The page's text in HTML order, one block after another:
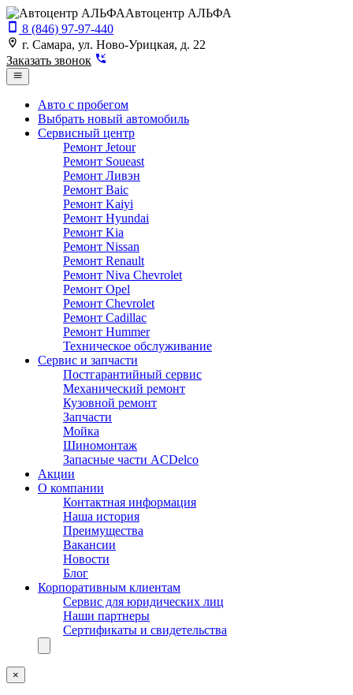
Автоцентр АЛЬФА
8 (846) 97-97-440
г. Самара, ул. Ново-Урицкая, д. 22
Заказать звонок
Авто с пробегом
Выбрать новый автомобиль
Сервисный центр
Ремонт Jetour
Ремонт Soueast
Ремонт Ливэн
Ремонт Baic
Ремонт Kaiyi
Ремонт Hyundai
Ремонт Kia
Ремонт Nissan
Ремонт Renault
Ремонт Niva Chevrolet
Ремонт Opel
Ремонт Chevrolet
Ремонт Cadillac
Ремонт Hummer
Техническое обслуживание
Сервис и запчасти
Постгарантийный сервис
Механический ремонт
Кузовной ремонт
Запчасти
Мойка
Шиномонтаж
Запасные части ACDelco
Акции
О компании
Контактная информация
Наша история
Преимущества
Вакансии
Новости
Блог
Корпоративным клиентам
Сервис для юридических лиц
Наши партнеры
Сертификаты и свидетельства
×